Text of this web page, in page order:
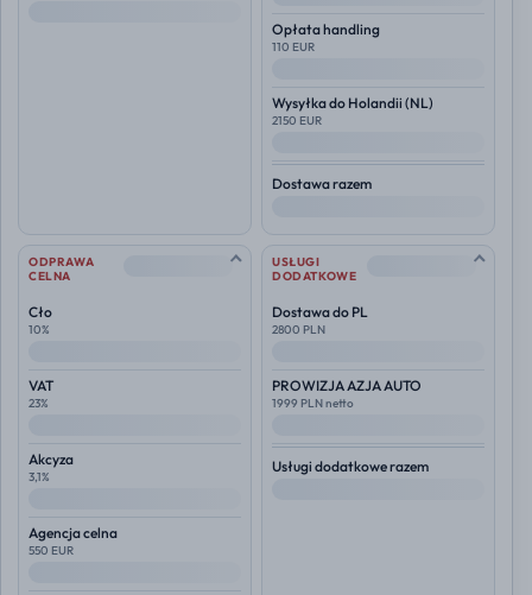
Opłata handling
110 EUR
Wysyłka do Holandii (NL)
2150 EUR
Dostawa razem
ODPRAWA
CELNA
--
Cło
10%
VAT
23%
Akcyza
3,1%
Agencja celna
550 EUR
USŁUGI
DODATKOWE
--
Dostawa do PL
2800 PLN
PROWIZJA AZJA AUTO
1999 PLN netto
Usługi dodatkowe razem